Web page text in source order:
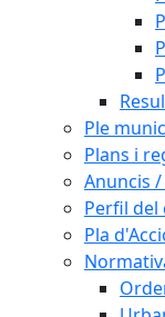
Ple
Plans i
Anuncis /
Perfil
Pla